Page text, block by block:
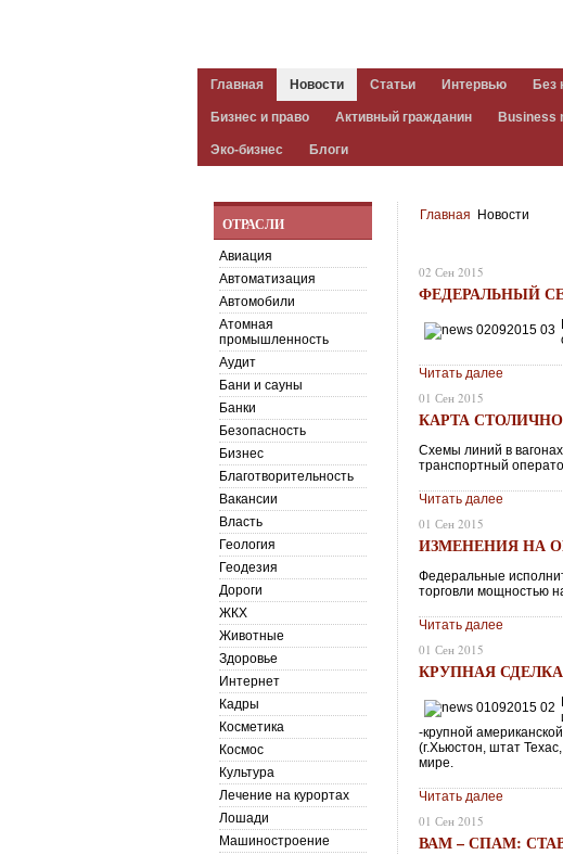
Главная Новости Статьи Интервью Без
Бизнес и право Активный гражданин Business
Эко-бизнес Блоги
Главная Новости
02 Сен 2015
ФЕДЕРАЛЬНЫЙ
Читать далее
01 Сен 2015
КАРТА
Схемы линий в
транспортный
Читать далее
01 Сен 2015
ИЗМЕНЕНИЯ НА
Федеральные
торговли мощностью
Читать далее
01 Сен 2015
КРУПНАЯ СДЕЛКА
-крупной
(г.Хьюстон, штат
мире.
Читать далее
01 Сен 2015
ВАМ – СПАМ:
ОТРАСЛИ
Авиация
Автоматизация
Автомобили
Атомная
промышленность
Аудит
Бани и сауны
Банки
Безопасность
Бизнес
Благотворительность
Вакансии
Власть
Геология
Геодезия
Дороги
ЖКХ
Животные
Здоровье
Интернет
Кадры
Косметика
Космос
Культура
Лечение на курортах
Лошади
Машиностроение